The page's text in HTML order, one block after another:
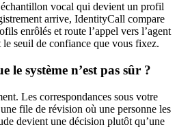
vocal qui devient un profil
arrive, IdentityCall compare
enrôlés et route l’appel vers l’agent
seuil de confiance que vous fixez.
le système n’est pas sûr ?
Les correspondances sous votre
file de révision où une personne les
devient une décision plutôt qu’une